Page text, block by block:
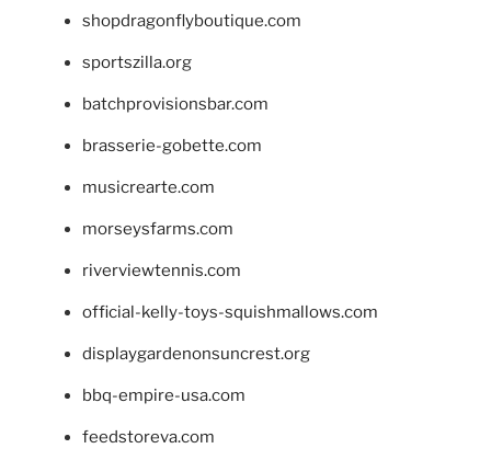
shopdragonflyboutique.com
sportszilla.org
batchprovisionsbar.com
brasserie-gobette.com
musicrearte.com
morseysfarms.com
riverviewtennis.com
official-kelly-toys-squishmallows.com
displaygardenonsuncrest.org
bbq-empire-usa.com
feedstoreva.com